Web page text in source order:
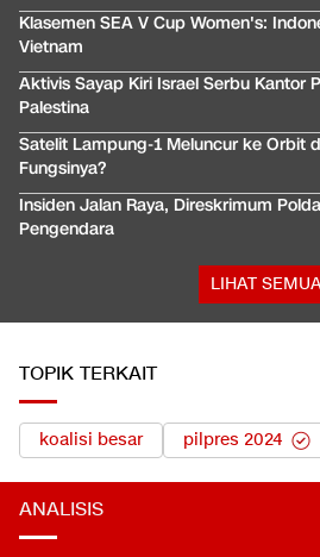
Klasemen SEA V Cup Women's:
Vietnam
Aktivis Sayap Kiri Israel Serbu Kantor
Palestina
Satelit Lampung-1 Meluncur ke Orbit
Fungsinya?
Insiden Jalan Raya, Direskrimum
Pengendara
LIHAT
TOPIK TERKAIT
koalisi besar pilpres 2024
ANALISIS